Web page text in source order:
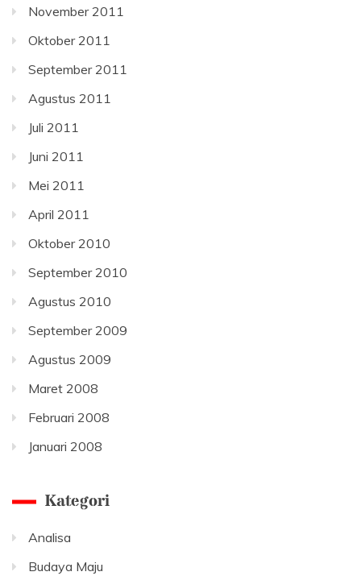
November 2011
Oktober 2011
September 2011
Agustus 2011
Juli 2011
Juni 2011
Mei 2011
April 2011
Oktober 2010
September 2010
Agustus 2010
September 2009
Agustus 2009
Maret 2008
Februari 2008
Januari 2008
Kategori
Analisa
Budaya Maju